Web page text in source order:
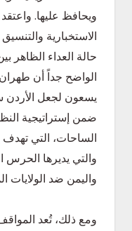
ويحافظ عليها.
الاستخبارية
حالة العداء الظاهر
الواضح جداً أن
يسعون لجعل الأردن
ضمن إستراتيجية
الساحات، التي تهدف
والتي يديرها الحرس
واليمن ضد الولايات
ومع ذلك، تُعد